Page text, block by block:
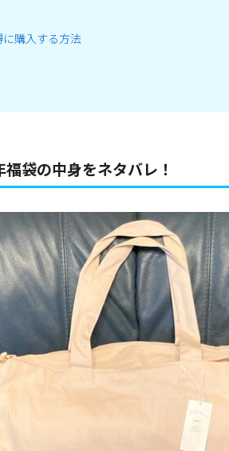
購入する方法
袋の中身をネタバレ！